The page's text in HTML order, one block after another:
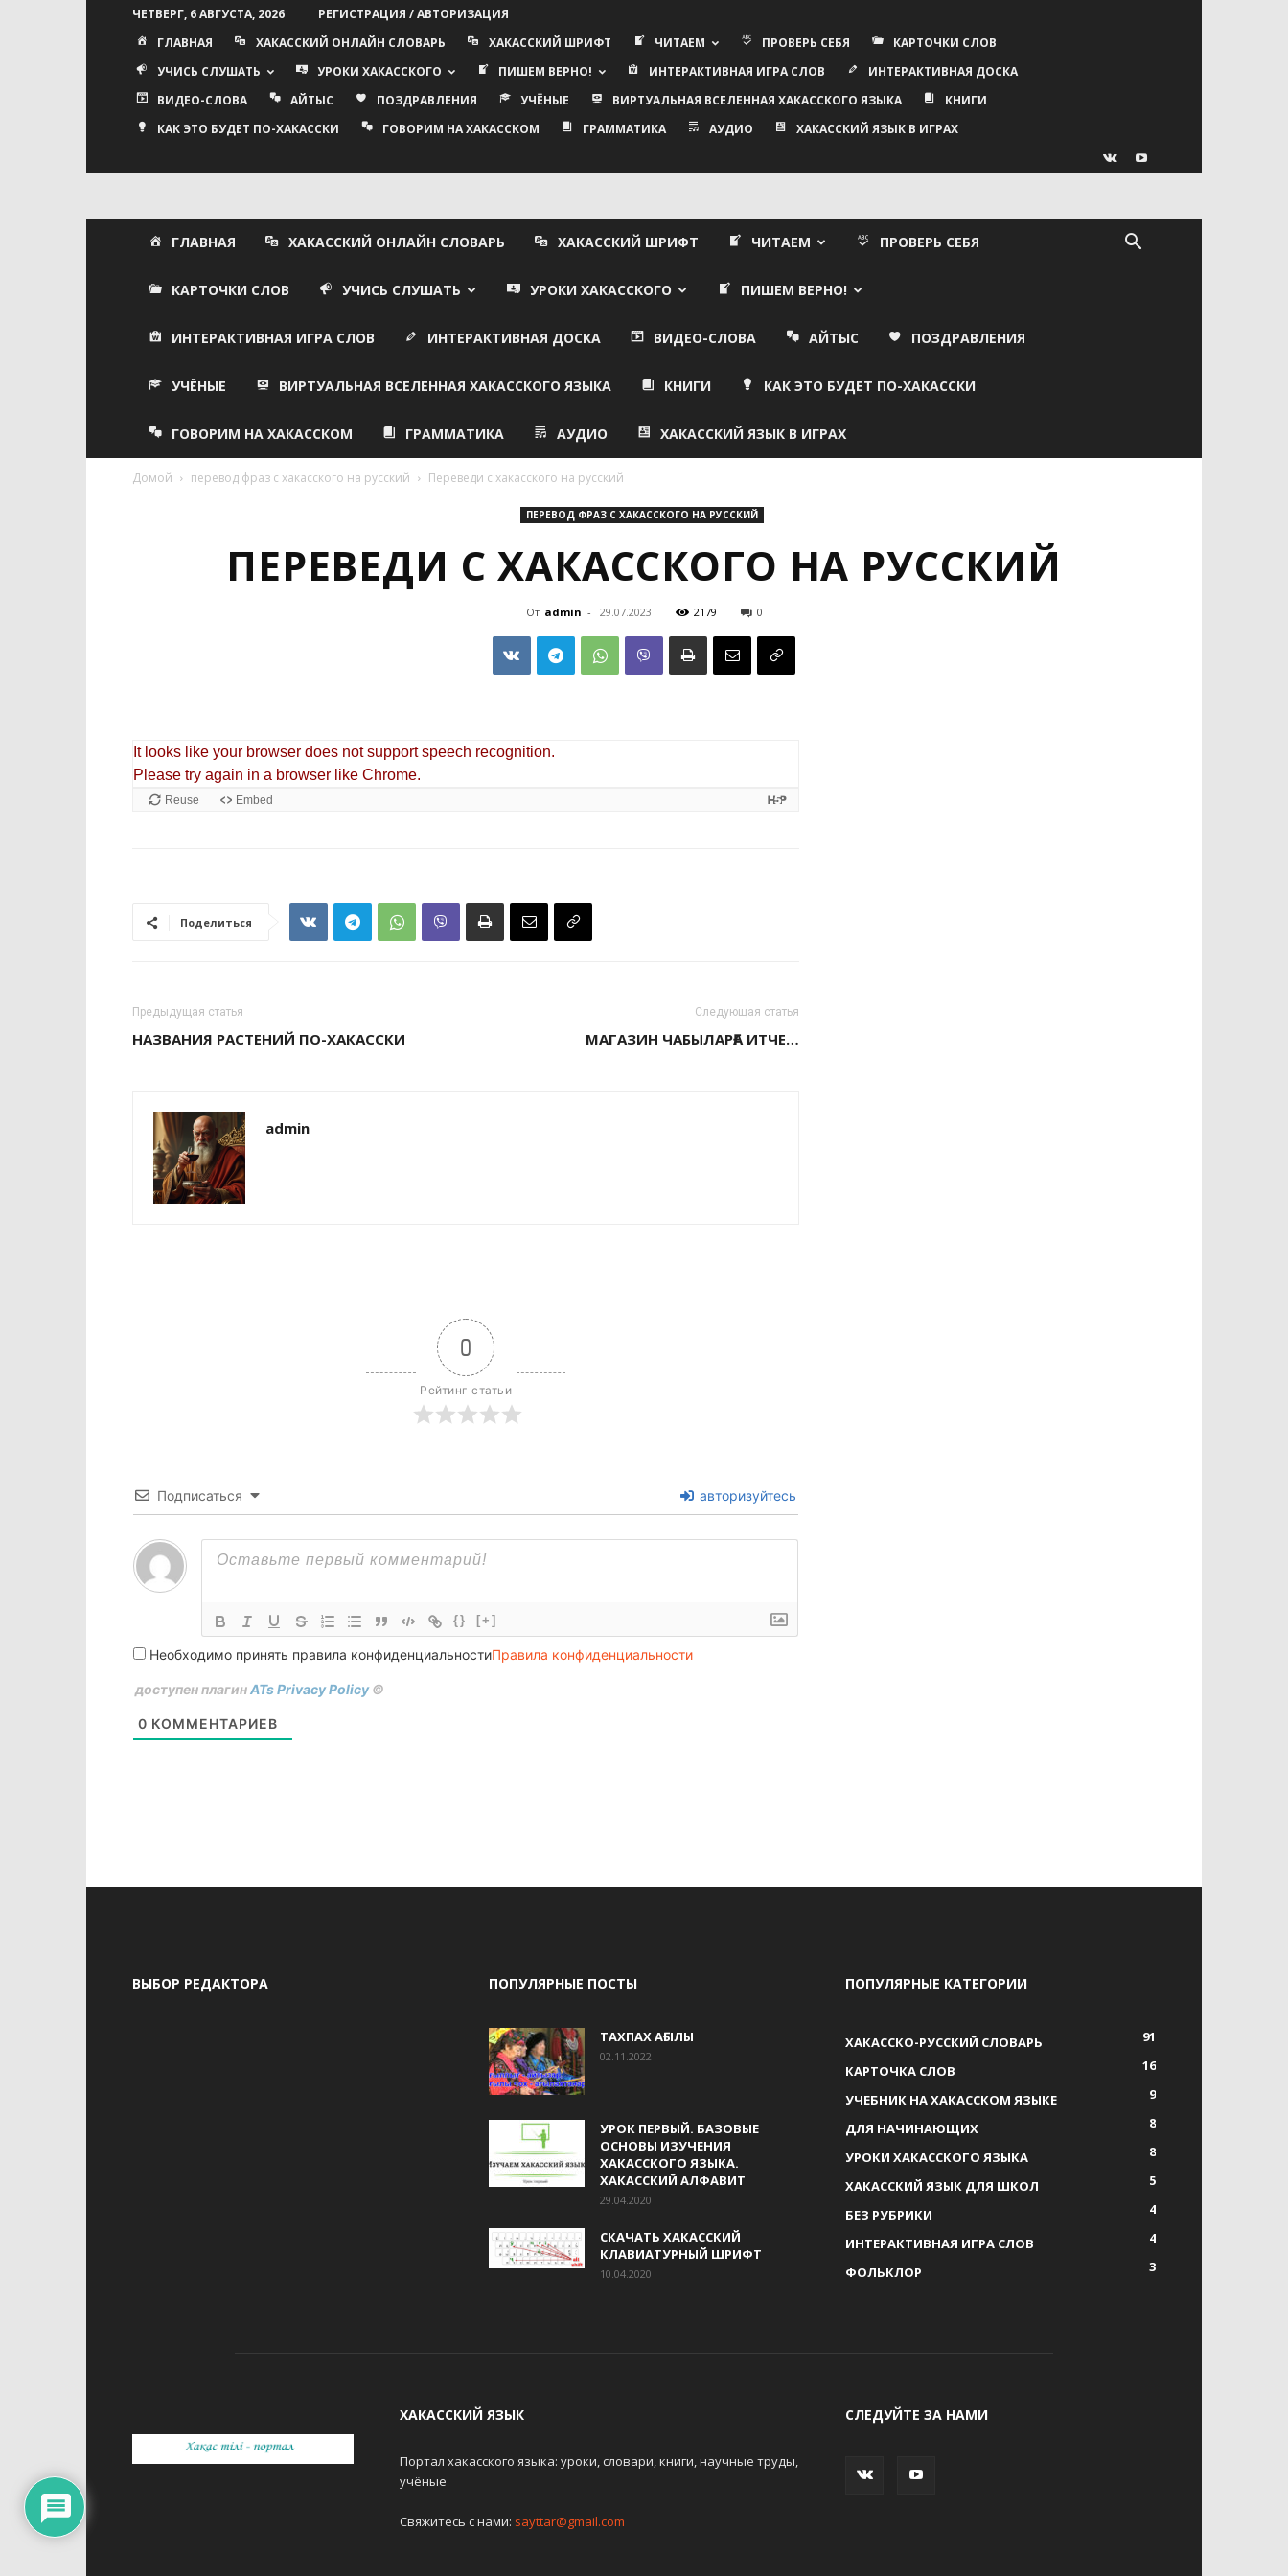
ЧЕТВЕРГ, 6 АВГУСТА, 2026
РЕГИСТРАЦИЯ / АВТОРИЗАЦИЯ
ГЛАВНАЯ
ХАКАССКИЙ ОНЛАЙН СЛОВАРЬ ХАКАССКИЙ ШРИФТ ЧИТАЕМ ПРОВЕРЬ СЕБЯ
КАРТОЧКИ СЛОВ
УЧИСЬ СЛУШАТЬ
УРОКИ ХАКАССКОГО ПИШЕМ ВЕРНО! ИНТЕРАКТИВНАЯ ИГРА СЛОВ
ИНТЕРАКТИВНАЯ ДОСКА
ВИДЕО-СЛОВА
АЙТЫС ПОЗДРАВЛЕНИЯ УЧЁНЫЕ ВИРТУАЛЬНАЯ ВСЕЛЕННАЯ ХАКАССКОГО ЯЗЫКА
КНИГИ
КАК ЭТО БУДЕТ ПО-ХАКАССКИ
ГОВОРИМ НА ХАКАССКОМ ГРАММАТИКА АУДИО ХАКАССКИЙ ЯЗЫК В ИГРАХ
ГЛАВНАЯ ХАКАССКИЙ ОНЛАЙН СЛОВАРЬ ХАКАССКИЙ ШРИФТ ЧИТАЕМ ПРОВЕРЬ СЕБЯ
КАРТОЧКИ СЛОВ УЧИСЬ СЛУШАТЬ УРОКИ ХАКАССКОГО ПИШЕМ ВЕРНО!
ИНТЕРАКТИВНАЯ ИГРА СЛОВ ИНТЕРАКТИВНАЯ ДОСКА ВИДЕО-СЛОВА АЙТЫС ПОЗДРАВЛЕНИЯ
УЧЁНЫЕ ВИРТУАЛЬНАЯ ВСЕЛЕННАЯ ХАКАССКОГО ЯЗЫКА КНИГИ КАК ЭТО БУДЕТ ПО-ХАКАССКИ
ГОВОРИМ НА ХАКАССКОМ ГРАММАТИКА АУДИО ХАКАССКИЙ ЯЗЫК В ИГРАХ
Домой перевод фраз с хакасского на русский Переведи с хакасского на русский
ПЕРЕВОД ФРАЗ С ХАКАССКОГО НА РУССКИЙ
ПЕРЕВЕДИ С ХАКАССКОГО НА РУССКИЙ
От admin - 29.07.2023 2179 0
Поделиться
Предыдущая статья
НАЗВАНИЯ РАСТЕНИЙ ПО-ХАКАССКИ
Следующая статья
МАГАЗИН ЧАБЫЛАРҒА ИТЧЕ…
admin
0
Рейтинг статьи
Подписаться авторизуйтесь
{} [+]
Необходимо принять правила конфиденциальностиПравила конфиденциальности
доступен плагинATs Privacy Policy©
0 КОММЕНТАРИЕВ
ВЫБОР РЕДАКТОРА ПОПУЛЯРНЫЕ ПОСТЫ
ТАХПАХ АҒЫЛЫ
02.11.2022
УРОК ПЕРВЫЙ. БАЗОВЫЕ
ОСНОВЫ ИЗУЧЕНИЯ
ХАКАССКОГО ЯЗЫКА.
ХАКАССКИЙ АЛФАВИТ
29.04.2020
СКАЧАТЬ ХАКАССКИЙ
КЛАВИАТУРНЫЙ ШРИФТ
10.04.2020
ПОПУЛЯРНЫЕ КАТЕГОРИИ
ХАКАССКО-РУССКИЙ СЛОВАРЬ
91
КАРТОЧКА СЛОВ
16
УЧЕБНИК НА ХАКАССКОМ ЯЗЫКЕ
9
ДЛЯ НАЧИНАЮЩИХ
8
УРОКИ ХАКАССКОГО ЯЗЫКА
8
ХАКАССКИЙ ЯЗЫК ДЛЯ ШКОЛ
5
БЕЗ РУБРИКИ
4
ИНТЕРАКТИВНАЯ ИГРА СЛОВ
4
ФОЛЬКЛОР
3
ХАКАССКИЙ ЯЗЫК
Портал хакасского языка: уроки, словари, книги, научные труды,
учёные
Свяжитесь с нами: sayttar@gmail.com
СЛЕДУЙТЕ ЗА НАМИ